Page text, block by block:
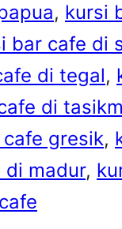
, kursi
bar cafe di
di tegal,
di
gresik,
di madur,